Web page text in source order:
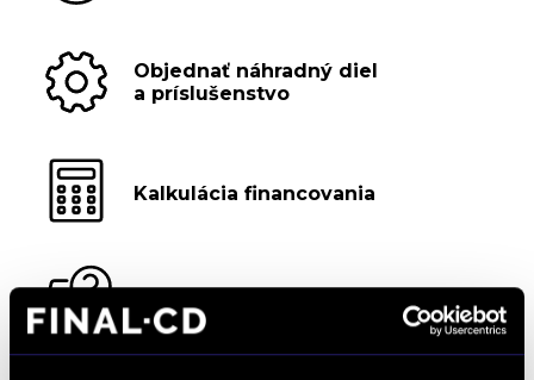
Objednať náhradný diel
a príslušenstvo
Kalkulácia financovania
Výkup vozidiel